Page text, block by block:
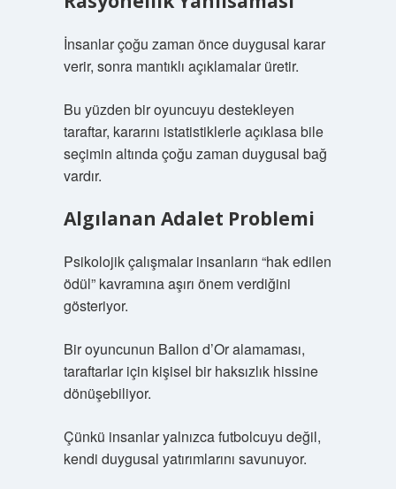
İnsanlar çoğu zaman önce duygusal karar
verir, sonra mantıklı açıklamalar üretir.
Bu yüzden bir oyuncuyu destekleyen
taraftar, kararını istatistiklerle açıklasa bile
seçimin altında çoğu zaman duygusal bağ
vardır.
Algılanan Adalet Problemi
Psikolojik çalışmalar insanların “hak edilen
ödül” kavramına aşırı önem verdiğini
gösteriyor.
Bir oyuncunun Ballon d’Or alamaması,
taraftarlar için kişisel bir haksızlık hissine
dönüşebiliyor.
Çünkü insanlar yalnızca futbolcuyu değil,
kendi duygusal yatırımlarını savunuyor.